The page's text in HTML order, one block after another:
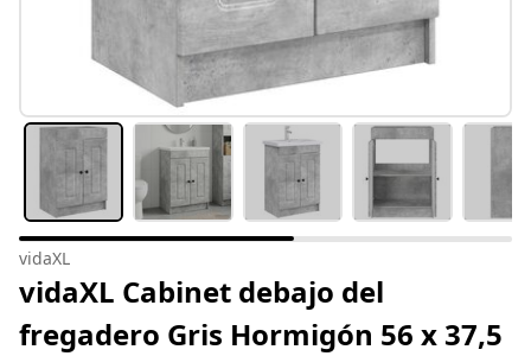
vidaXL
vidaXL Cabinet debajo del
fregadero Gris Hormigón 56 x 37,5